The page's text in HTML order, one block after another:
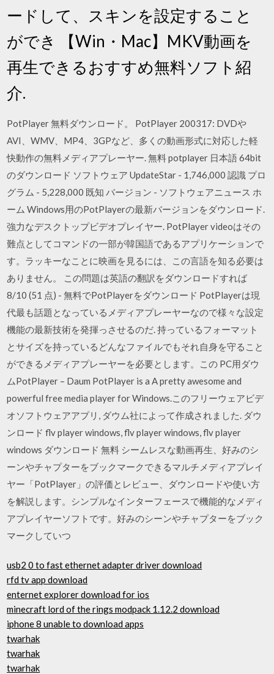
ードして、スキンを設定すること
ができ 【Win・Mac】MKV動画を
再生できるおすすめ無料ソフト紹
介.
PotPlayer 無料ダウンロード。 PotPlayer 200317: DVDや
AVI、WMV、MP4、3GPなど、多くの動画形式に対応した軽
快動作の無料メディアプレーヤー. 無料 potplayer 日本語 64bit
のダウンロード ソフトウェア UpdateStar - 1,746,000 認識 プロ
グラム - 5,228,000 既知 バージョン - ソフトウェアニュース ホ
ーム Windows用のPotPlayerの最新バージョンをダウンロード.
強力なデスクトップビデオプレイヤー. PotPlayer videoはその
難点としてコマンドの一部が韓国語であるアプリケーションで
す。ラッキーなことに映画を見るには、この言語を知る必要は
ありません。 この問題は英語の翻訳をダウンロードすれば
8/10 (51 点) - 無料でPotPlayerをダウンロード PotPlayerは現
代最も話題となっているメディアプレーヤーなので様々な設定
機能の最新技術を発揮っさせるのだ. 持っているフォーマット
とサイズを持っているどんなファイルでもそれ自身を守ること
ができるメディアプレーヤーを必要とします。この PC用ダウ
ムPotPlayer – Daum PotPlayer is a A pretty awesome and
powerful free media player for Windows.このフリーウェアビデ
オソフトウェアアプリ, ダウム社によって作成されました. ダウ
ンロード flv player windows, flv player windows, flv player
windows ダウンロード 無料 シームレスな動画再生、好みのシ
ーンやチャプターをブックマークできるマルチメディアプレイ
ヤー「PotPlayer」の評価とレビュー、ダウンロードや使い方
を解説します。シンプルなインターフェースで機能的なメディ
アプレイヤーソフトです。好みのシーンやチャプターをブック
マークしていつ
usb2 0 to fast ethernet adapter driver download
rfd tv app download
enternet explorer download for ios
minecraft lord of the rings modpack 1.12.2 download
iphone 8 unable to download apps
twarhak
twarhak
twarhak